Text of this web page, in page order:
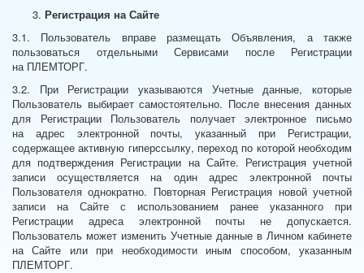
Регистрация на Сайте
3.1. Пользователь вправе размещать Объявления, а также
пользоваться отдельными Сервисами после Регистрации
на ПЛЕМТОРГ.
3.2. При Регистрации указываются Учетные данные, которые
Пользователь выбирает самостоятельно. После внесения данных
для Регистрации Пользователь получает электронное письмо
на адрес электронной почты, указанный при Регистрации,
содержащее активную гиперссылку, переход по которой необходим
для подтверждения Регистрации на Сайте. Регистрация учетной
записи осуществляется на один адрес электронной почты
Пользователя однократно. Повторная Регистрация новой учетной
записи на Сайте с использованием ранее указанного при
Регистрации адреса электронной почты не допускается.
Пользователь может изменить Учетные данные в Личном кабинете
на Сайте или при необходимости иным способом, указанным
ПЛЕМТОРГ.